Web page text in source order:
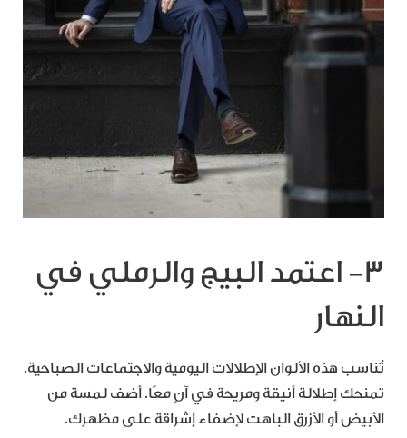
٣- اعتمد البيج والرملي في
النهار
تُناسب هذه الألوان الإطلالات اليومية والاجتماعات الصباحية.
تمنحك إطلالة أنيقة ومريحة في آنٍ معًا. أضف لمسة من
الأبيض أو الأزرق الباهت لإضفاء إشراقة على مظهرك.